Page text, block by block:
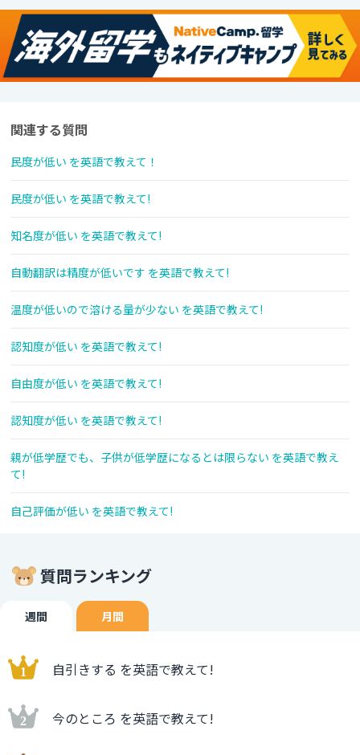
関連する質問
民度が低い を英語で教えて！
民度が低い を英語で教えて!
知名度が低い を英語で教えて!
自動翻訳は精度が低いです を英語で教えて!
温度が低いので溶ける量が少ない を英語で教えて!
認知度が低い を英語で教えて!
自由度が低い を英語で教えて!
認知度が低い を英語で教えて!
親が低学歴でも、子供が低学歴になるとは限らない を英語で教え
て!
自己評価が低い を英語で教えて!
質問ランキング
週間 月間
自引きする を英語で教えて!
今のところ を英語で教えて!